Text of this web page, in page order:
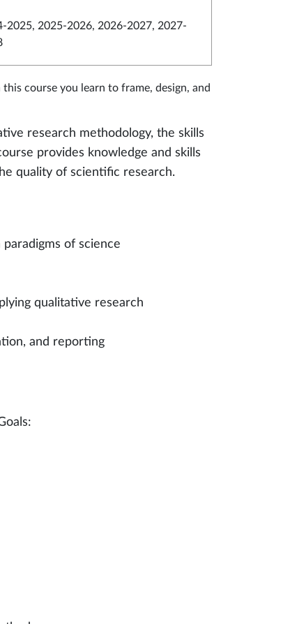
2025, 2025-2026, 2026-2027, 2027-
course you learn to frame, design, and
research methodology, the skills
provides knowledge and skills
quality of scientific research.
of science
qualitative research
and reporting